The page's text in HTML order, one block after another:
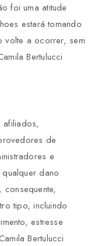
foi uma atitude
estará tomando
volte a ocorrer, sem
Bertulucci
afiliados,
de
e
dano
tipo, incluindo
estresse
Bertulucci